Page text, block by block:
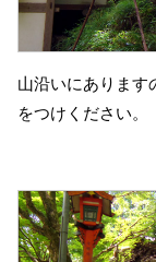
山沿いにあります
をつけください。